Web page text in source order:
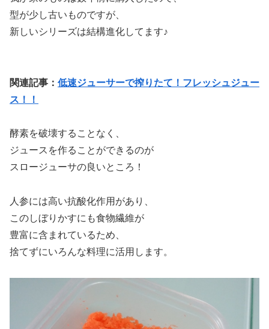
型が少し古いものですが、
新しいシリーズは結構進化してます♪
関連記事： 低速ジューサーで搾りたて！フレッシュジュー
ス！！
酵素を破壊することなく、
ジュースを作ることができるのが
スロージューサの良いところ！
人参には高い抗酸化作用があり、
このしぼりかすにも食物繊維が
豊富に含まれているため、
捨てずにいろんな料理に活用します。